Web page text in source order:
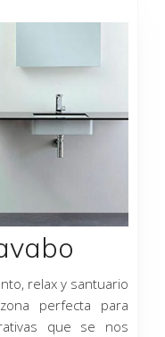
relax y santuario
perfecta para
que se nos